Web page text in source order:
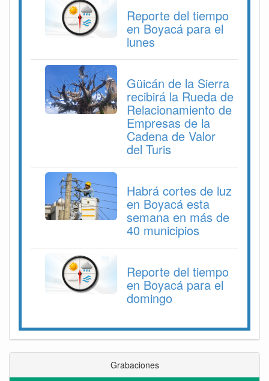
Reporte del tiempo
en Boyacá para el
lunes
Güicán de la Sierra
recibirá la Rueda de
Relacionamiento de
Empresas de la
Cadena de Valor
del Turis
Habrá cortes de luz
en Boyacá esta
semana en más de
40 municipios
Reporte del tiempo
en Boyacá para el
domingo
Grabaciones